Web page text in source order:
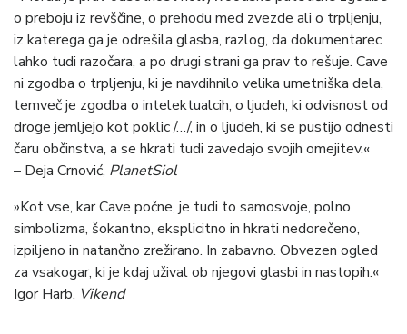
o preboju iz revščine, o prehodu med zvezde ali o trpljenju,
iz katerega ga je odrešila glasba, razlog, da dokumentarec
lahko tudi razočara, a po drugi strani ga prav to rešuje. Cave
ni zgodba o trpljenju, ki je navdihnilo velika umetniška dela,
temveč je zgodba o intelektualcih, o ljudeh, ki odvisnost od
droge jemljejo kot poklic /…/, in o ljudeh, ki se pustijo odnesti
čaru občinstva, a se hkrati tudi zavedajo svojih omejitev.«
– Deja Crnović, PlanetSiol
»Kot vse, kar Cave počne, je tudi to samosvoje, polno
simbolizma, šokantno, eksplicitno in hkrati nedorečeno,
izpiljeno in natančno zrežirano. In zabavno. Obvezen ogled
za vsakogar, ki je kdaj užival ob njegovi glasbi in nastopih.«
Igor Harb, Vikend